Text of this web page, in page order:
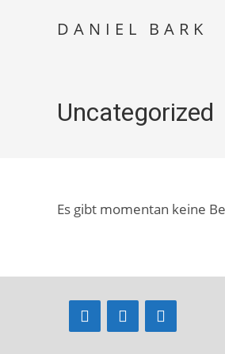
DANIEL BARK
Uncategorized
Es gibt momentan keine